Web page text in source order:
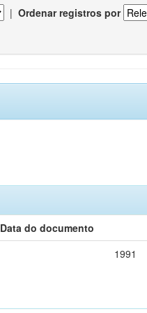
| Ordenar registros por
Data do documento
1991